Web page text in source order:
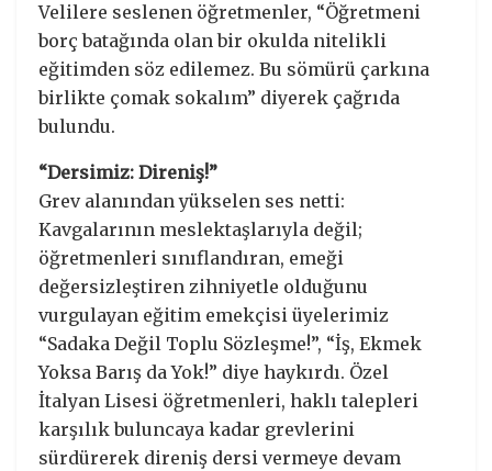
Velilere seslenen öğretmenler, “Öğretmeni
borç batağında olan bir okulda nitelikli
eğitimden söz edilemez. Bu sömürü çarkına
birlikte çomak sokalım” diyerek çağrıda
bulundu.
“Dersimiz: Direniş!”
Grev alanından yükselen ses netti:
Kavgalarının meslektaşlarıyla değil;
öğretmenleri sınıflandıran, emeği
değersizleştiren zihniyetle olduğunu
vurgulayan eğitim emekçisi üyelerimiz
“Sadaka Değil Toplu Sözleşme!”, “İş, Ekmek
Yoksa Barış da Yok!” diye haykırdı. Özel
İtalyan Lisesi öğretmenleri, haklı talepleri
karşılık buluncaya kadar grevlerini
sürdürerek direniş dersi vermeye devam